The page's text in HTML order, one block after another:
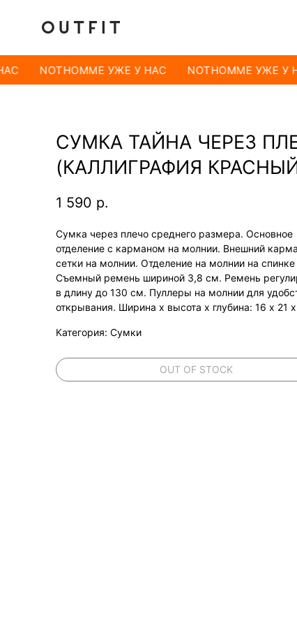
NOTHOMME УЖЕ У НАС NOTHOMME УЖЕ У
СУМКА ТАЙНА ЧЕРЕЗ
(КАЛЛИГРАФИЯ
1 590 р.
OUT OF STOCK
Сумка через плечо среднего размера. Основное
отделение с карманом на молнии. Внешний
сетки на молнии. Отделение на молнии на
Съемный ремень шириной 3,8 см. Ремень
в длину до 130 см. Пуллеры на молнии для
открывания. Ширина х высота х глубина: 16 х 21
Категория: Сумки